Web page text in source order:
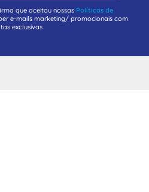
que aceitou nossas Políticas de
e-mails marketing/ promocionais com
exclusivas